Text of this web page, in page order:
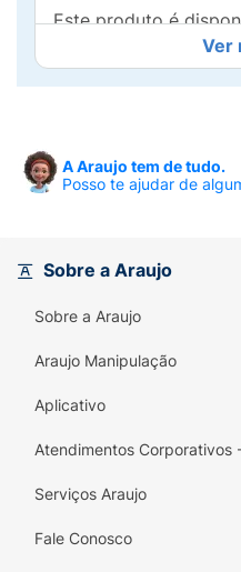
Este produto é
Ver
A Araujo tem de tudo.
Posso te ajudar de
Sobre a Araujo
Sobre a Araujo
Araujo Manipulação
Aplicativo
Atendimentos Corporativos
Serviços Araujo
Fale Conosco